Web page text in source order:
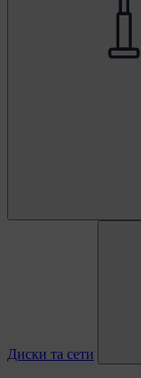
Диски та сети